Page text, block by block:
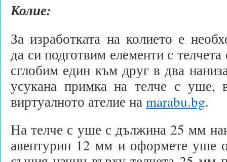
Колие:
За изработката на колието е
да си подготвим елементи с
сглобим един към друг в два
усукана примка на телче с уше,
виртуалното ателие наmarabu.bg.
На телче с уше с дължина 25 мм
авентурин 12 мм и оформете уше